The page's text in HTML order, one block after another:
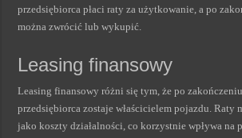
przedsiębiorca płaci raty za użytkowanie, a po
można zwrócić lub wykupić.
Leasing finansowy
Leasing finansowy różni się tym, że po
przedsiębiorca zostaje właścicielem pojazdu. Raty
jako koszty działalności, co korzystnie wpływa na